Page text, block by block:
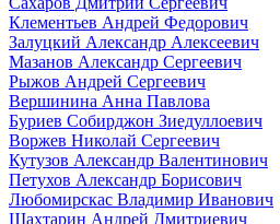
Клементьев Андрей Федорович
Залуцкий Александр Алексеевич
Мазанов Александр Сергеевич
Рыжов Андрей Сергеевич
Вершинина Анна Павлова
Буриев Собирджон Зиедуллоевич
Воржев Николай Сергеевич
Кутузов Александр Валентинович
Петухов Александр Борисович
Любомирскас Владимир Иванович
Шахтарин Андрей Дмитриевич